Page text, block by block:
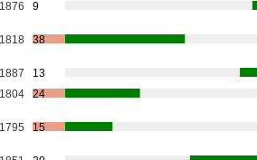
1876 9
1818 38
1887
13
1804 24
1795 15